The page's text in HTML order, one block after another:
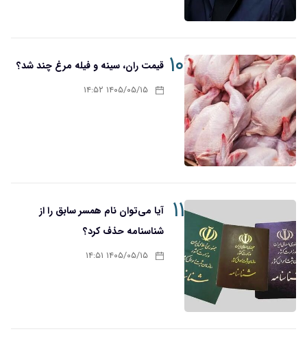
۱۰ قیمت ران، سینه و فیله مرغ چند شد؟
۱۴۰۵/۰۵/۱۵ ۱۴:۵۲
۱۱
آیا می‌توان نام همسر سابق را از
شناسنامه حذف کرد؟
۱۴۰۵/۰۵/۱۵ ۱۴:۵۱